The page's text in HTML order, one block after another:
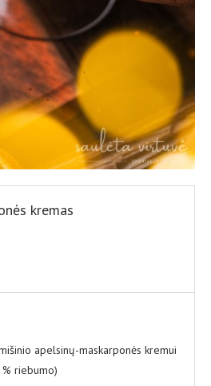
kremas
apelsinų-maskarponės kremui
riebumo)